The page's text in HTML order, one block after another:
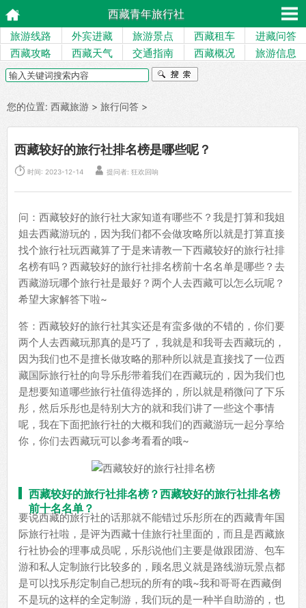
西藏青年旅行社
旅游线路 外宾进藏 旅游景点 西藏租车
进藏问答
西藏攻略
西藏天气 交通指南 西藏概况 旅游信息
您的位置: 西藏旅游 > 旅行问答 >
西藏较好的旅行社排名榜是哪些呢？
 时间: 2023-12-14  提问者: 狂欢回响
问：西藏较好的旅行社大家知道有哪些不？我是打算和我姐
姐去西藏游玩的，因为我们都不会做攻略所以就是打算直接
找个旅行社玩西藏算了于是来请教一下西藏较好的旅行社排
名榜有吗？西藏较好的旅行社排名榜前十名名单是哪些？去
西藏游玩哪个旅行社是最好？两个人去西藏可以怎么玩呢？
希望大家解答下啦~
答：西藏较好的旅行社其实还是有蛮多做的不错的，你们要
两个人去西藏玩那真的是巧了，我就是和我哥去西藏玩的，
因为我们也不是擅长做攻略的那种所以就是直接找了一位西
藏国际旅行社的向导乐彤带着我们在西藏玩的，因为我们也
是想要知道哪些旅行社值得选择的，所以就是稍微问了下乐
彤，然后乐彤也是特别大方的就和我们讲了一些这个事情
呢，我在下面把旅行社的大概和我们的西藏游玩一起分享给
你，你们去西藏玩可以参考看看的哦~
西藏较好的旅行社排名榜？西藏较好的旅行社排名榜
前十名名单？
要说西藏的旅行社的话那就不能错过乐彤所在的西藏青年国
际旅行社啦，是评为西藏十佳旅行社里面的，而且是西藏旅
行社协会的理事成员呢，乐彤说他们主要是做跟团游、包车
游和私人定制旅行比较多的，顾名思义就是路线游玩景点都
是可以找乐彤定制自己想玩的所有的哦~我和哥哥在西藏倒
不是玩的这样的全定制游，我们玩的是一种半自助游的，也